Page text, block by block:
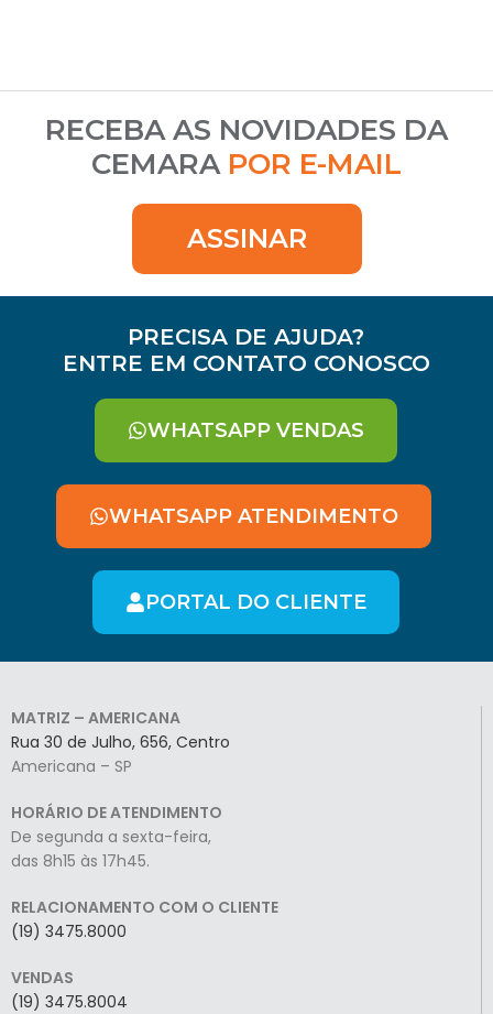
RECEBA AS NOVIDADES DA
CEMARA POR E-MAIL
ASSINAR
PRECISA DE AJUDA?
ENTRE EM CONTATO CONOSCO
WHATSAPP VENDAS
WHATSAPP ATENDIMENTO
PORTAL DO CLIENTE
MATRIZ – AMERICANA
Rua 30 de Julho, 656, Centro
Americana – SP
HORÁRIO DE ATENDIMENTO
De segunda a sexta-feira,
das 8h15 às 17h45.
RELACIONAMENTO COM O CLIENTE
(19) 3475.8000
VENDAS
(19) 3475.8004